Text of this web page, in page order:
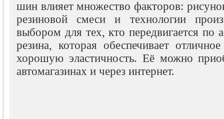
шин влияет множество факторов:
резиновой смеси и технологии
выбором для тех, кто передвигается по
резина, которая обеспечивает
хорошую эластичность. Её можно
автомагазинах и через интернет.